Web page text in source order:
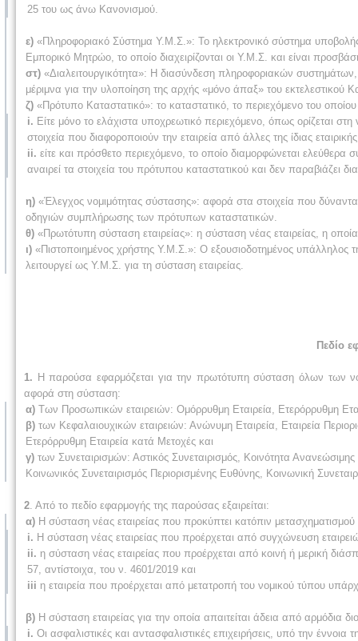
25 του ως άνω Κανονισμού.
ε) «Πληροφοριακό Σύστημα Υ.Μ.Σ.»: Το ηλεκτρονικό σύστημα υποβολής
Εμπορικό Μητρώο, το οποίο διαχειρίζονται οι Υ.Μ.Σ. και είναι
στ) «Διαλειτουργικότητα»: Η διασύνδεση πληροφοριακών
μέριμνα για την υλοποίηση της αρχής «μόνο άπαξ» του εκτελεστικού
ζ) «Πρότυπο Καταστατικό»: το καταστατικό, το περιεχόμενο του
i. Είτε μόνο το ελάχιστα υποχρεωτικό περιεχόμενο, όπως ορίζεται
στοιχεία που διαφοροποιούν την εταιρεία από άλλες της ίδιας
ii. είτε και πρόσθετο περιεχόμενο, το οποίο διαμορφώνεται
αναιρεί τα στοιχεία του πρότυπου καταστατικού και δεν παραβιάζει
η) «Έλεγχος νομιμότητας σύστασης»: αφορά στα στοιχεία που
οδηγιών συμπλήρωσης των πρότυπων καταστατικών.
θ) «Πρωτότυπη σύσταση εταιρείας»: η σύσταση νέας εταιρείας, η
ι) «Πιστοποιημένος χρήστης Υ.Μ.Σ.»: Ο εξουσιοδοτημένος
λειτουργεί ως Υ.Μ.Σ. για τη σύσταση εταιρείας.
Πεδίο
1. Η παρούσα εφαρμόζεται για την πρωτότυπη σύσταση όλων των
αφορά στη σύσταση:
α) Των Προσωπικών εταιρειών: Ομόρρυθμη Εταιρεία, Ετερόρρυθμη
β) των Κεφαλαιουχικών εταιρειών: Ανώνυμη Εταιρεία, Εταιρεία
Ετερόρρυθμη Εταιρεία κατά Μετοχές και
γ) των Συνεταιρισμών: Αστικός Συνεταιρισμός, Κοινότητα
Κοινωνικός Συνεταιρισμός Περιορισμένης Ευθύνης, Κοινωνική
2 . Από το πεδίο εφαρμογής της παρούσας εξαιρείται:
α) Η σύσταση νέας εταιρείας που προκύπτει κατόπιν
i. Η σύσταση νέας εταιρείας που προέρχεται από συγχώνευση
ii. η σύσταση νέας εταιρείας που προέρχεται από κοινή ή μερική
57, αντίστοιχα, του ν. 4601/2019 και
iii η εταιρεία που προέρχεται από μετατροπή του νομικού τύπου
β) Η σύσταση εταιρείας για την οποία απαιτείται άδεια από αρμόδια
i. Οι ασφαλιστικές και αντασφαλιστικές επιχειρήσεις, υπό την